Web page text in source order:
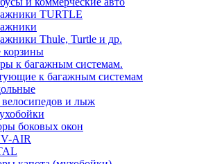
TURTLE
Thule, Turtle и др.
корзины
к багажным системам.
к багажным системам
и лыж
боковых окон
AIR